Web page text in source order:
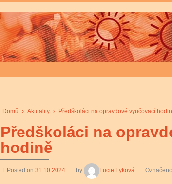
Domů › Aktuality › Předškoláci na opravdové vyučovací
Předškoláci na
hodině
Posted on31.10.2024 by Lucie Lyková